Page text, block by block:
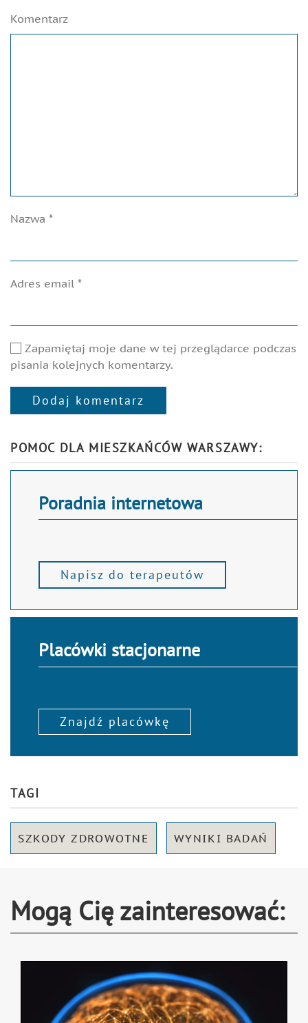
Komentarz
Nazwa *
Adres email *
Zapamiętaj moje dane w tej przeglądarce podczas
pisania kolejnych komentarzy.
Dodaj komentarz
POMOC DLA MIESZKAŃCÓW WARSZAWY:
Poradnia internetowa
Napisz do terapeutów
Placówki stacjonarne
Znajdź placówkę
TAGI
SZKODY ZDROWOTNE WYNIKI BADAŃ
Mogą Cię zainteresować: